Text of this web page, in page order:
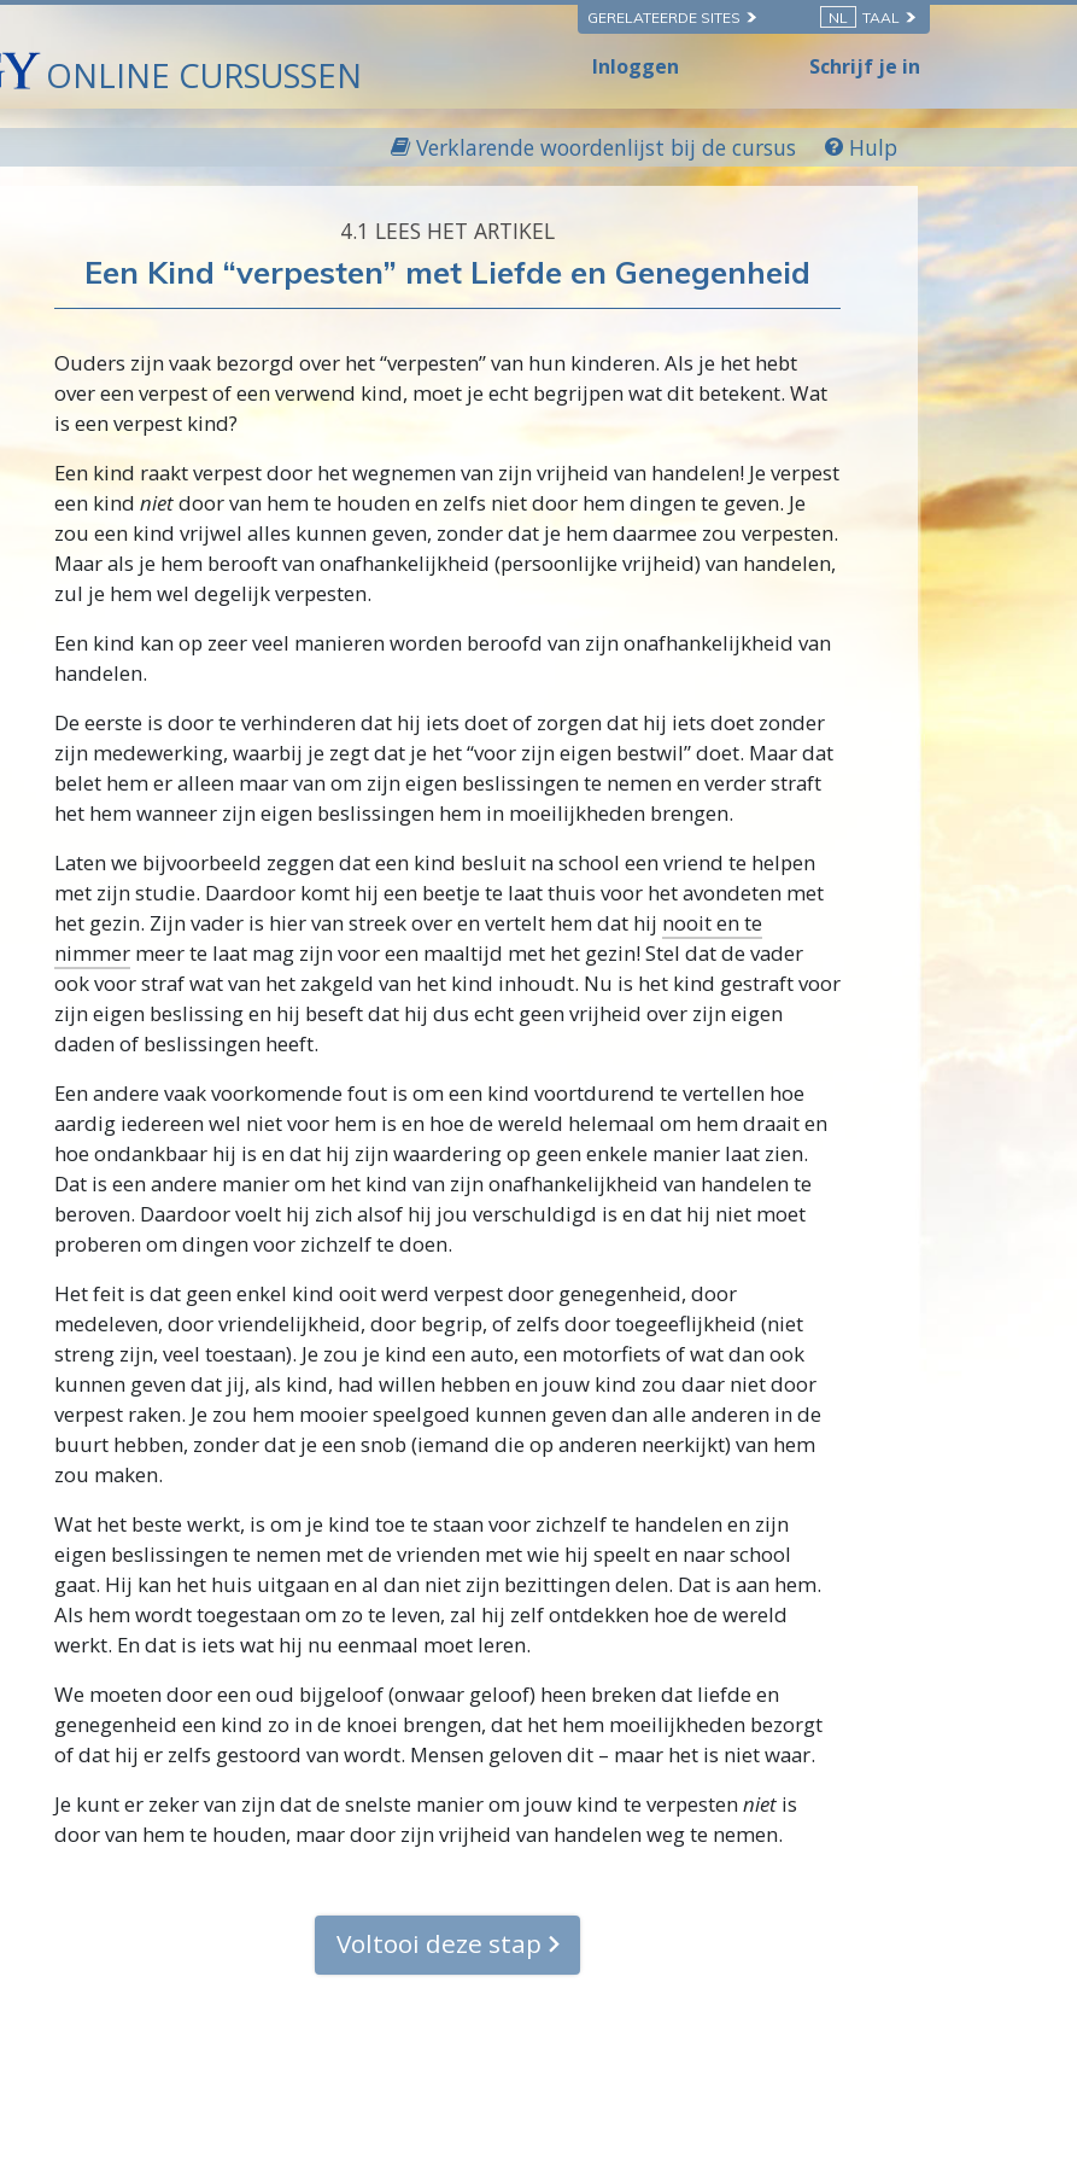
GERELATEERDE SITES NL TAAL
ONLINE CURSUSSEN Inloggen Schrijf je in
Verklarende woordenlijst bij de cursus Hulp
4.‎1 LEES HET ARTIKEL
Een Kind “verpesten” met Liefde en Genegenheid
Ouders zijn vaak bezorgd over het “verpesten” van hun kinderen. Als je het hebt
over een verpest of een verwend kind, moet je echt begrijpen wat dit betekent. Wat
is een verpest kind?
Een kind raakt verpest door het wegnemen van zijn vrijheid van handelen! Je verpest
een kind nietdoor van hem te houden en zelfs niet door hem dingen te geven. Je
zou een kind vrijwel alles kunnen geven, zonder dat je hem daarmee zou verpesten.
Maar als je hem berooft van onafhankelijkheid (persoonlijke vrijheid) van handelen,
zul je hem wel degelijk verpesten.
Een kind kan op zeer veel manieren worden beroofd van zijn onafhankelijkheid van
handelen.
De eerste is door te verhinderen dat hij iets doet of zorgen dat hij iets doet zonder
zijn medewerking, waarbij je zegt dat je het “voor zijn eigen bestwil” doet. Maar dat
belet hem er alleen maar van om zijn eigen beslissingen te nemen en verder straft
het hem wanneer zijn eigen beslissingen hem in moeilijkheden brengen.
Laten we bijvoorbeeld zeggen dat een kind besluit na school een vriend te helpen
met zijn studie. Daardoor komt hij een beetje te laat thuis voor het avondeten met
het gezin. Zijn vader is hier van streek over en vertelt hem dat hij nooit en te
nimmer meer te laat mag zijn voor een maaltijd met het gezin! Stel dat de vader
ook voor straf wat van het zakgeld van het kind inhoudt. Nu is het kind gestraft voor
zijn eigen beslissing en hij beseft dat hij dus echt geen vrijheid over zijn eigen
daden of beslissingen heeft.
Een andere vaak voorkomende fout is om een kind voortdurend te vertellen hoe
aardig iedereen wel niet voor hem is en hoe de wereld helemaal om hem draait en
hoe ondankbaar hij is en dat hij zijn waardering op geen enkele manier laat zien.
Dat is een andere manier om het kind van zijn onafhankelijkheid van handelen te
beroven. Daardoor voelt hij zich alsof hij jou verschuldigd is en dat hij niet moet
proberen om dingen voor zichzelf te doen.
Het feit is dat geen enkel kind ooit werd verpest door genegenheid, door
medeleven, door vriendelijkheid, door begrip, of zelfs door toegeeflijkheid (niet
streng zijn, veel toestaan). Je zou je kind een auto, een motorfiets of wat dan ook
kunnen geven dat jij, als kind, had willen hebben en jouw kind zou daar niet door
verpest raken. Je zou hem mooier speelgoed kunnen geven dan alle anderen in de
buurt hebben, zonder dat je een snob (iemand die op anderen neerkijkt) van hem
zou maken.
Wat het beste werkt, is om je kind toe te staan voor zichzelf te handelen en zijn
eigen beslissingen te nemen met de vrienden met wie hij speelt en naar school
gaat. Hij kan het huis uitgaan en al dan niet zijn bezittingen delen. Dat is aan hem.
Als hem wordt toegestaan om zo te leven, zal hij zelf ontdekken hoe de wereld
werkt. En dat is iets wat hij nu eenmaal moet leren.
We moeten door een oud bijgeloof (onwaar geloof) heen breken dat liefde en
genegenheid een kind zo in de knoei brengen, dat het hem moeilijkheden bezorgt
of dat hij er zelfs gestoord van wordt. Mensen geloven dit – maar het is niet waar.
Je kunt er zeker van zijn dat de snelste manier om jouw kind te verpestenniet is
door van hem te houden, maar door zijn vrijheid van handelen weg te nemen.
Voltooi deze stap